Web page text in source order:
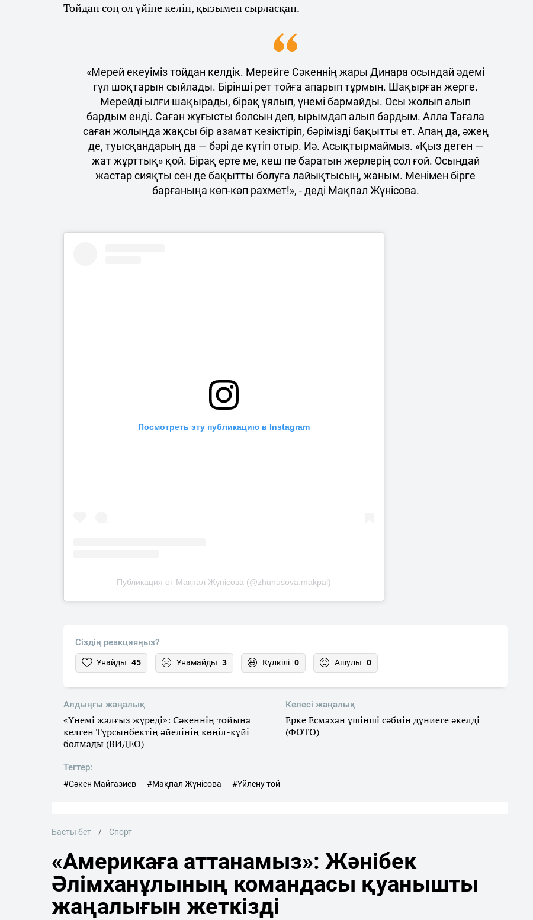
Тойдан соң ол үйіне келіп, қызымен сырласқан.
«Мерей екеуіміз тойдан келдік. Мерейге Сәкеннің жары Динара осындай әдемі
гүл шоқтарын сыйлады. Бірінші рет тойға апарып тұрмын. Шақырған жерге.
Мерейді ылғи шақырады, бірақ ұялып, үнемі бармайды. Осы жолып алып
бардым енді. Саған жұғысты болсын деп, ырымдап алып бардым. Алла Тағала
саған жолыңда жақсы бір азамат кезіктіріп, бәрімізді бақытты ет. Апаң да, әжең
де, туысқандарың да — бәрі де күтіп отыр. Иә. Асықтырмаймыз. «Қыз деген —
жат жұрттық» қой. Бірақ ерте ме, кеш пе баратын жерлерің сол ғой. Осындай
жастар сияқты сен де бақытты болуға лайықтысың, жаным. Менімен бірге
барғаныңа көп-көп рахмет!», - деді Мақпал Жүнісова.
Посмотреть эту публикацию в Instagram
Публикация от Мақпал Жүнісова (@zhunusova.makpal)
Сіздің реакцияңыз?
Ұнайды 45 Ұнамайды 3 Күлкілі 0 Ашулы 0
Алдыңғы жаңалық
«Үнемі жалғыз жүреді»: Сәкеннің тойына
келген Тұрсынбектің әйелінің көңіл-күйі
болмады (ВИДЕО)
Келесі жаңалық
Ерке Есмахан үшінші сәбиін дүниеге әкелді
(ФОТО)
Тегтер:
#Сәкен Майғазиев #Мақпал Жүнісова #Үйлену той
Басты бет Спорт
«Америкаға аттанамыз»: Жәнібек
Әлімханұлының командасы қуанышты
жаңалығын жеткізді